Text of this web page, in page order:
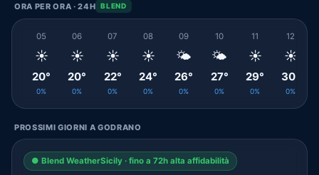
ORA PER ORA · 24H BLEND
05
☀️
20°
0%
06
☀️
20°
0%
07
☀️
22°
0%
08
☀️
24°
0%
09
🌤️
26°
0%
10
🌤️
27°
0%
11
☀️
29°
0%
12
☀️
30°
0%
PROSSIMI GIORNI A GODRANO
● Blend WeatherSicily · fino a 72h alta affidabilità